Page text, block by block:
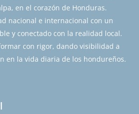
en el corazón de Honduras.
nacional e internacional con un
y conectado con la realidad local.
con rigor, dando visibilidad a
en la vida diaria de los hondureños.